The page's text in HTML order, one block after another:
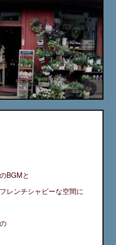
BGMと
レンチシャビーな空間に